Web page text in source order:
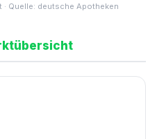
· Quelle: deutsche Apotheken